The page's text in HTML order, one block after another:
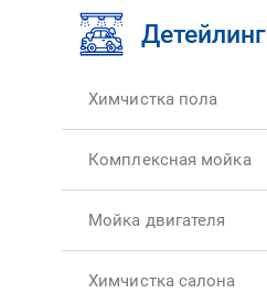
Детейлинг
Химчистка пола
Комплексная мойка
Мойка двигателя
Химчистка салона